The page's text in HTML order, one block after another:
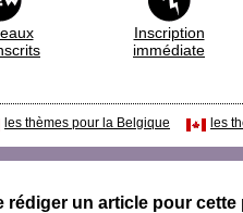
Inscription
immédiate
les thèmes pour la Belgique les
rédiger un article pour cette